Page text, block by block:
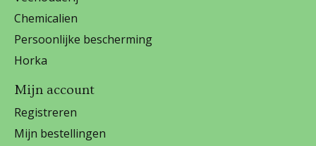
Chemicalien
Persoonlijke bescherming
Horka
Mijn account
Registreren
Mijn bestellingen